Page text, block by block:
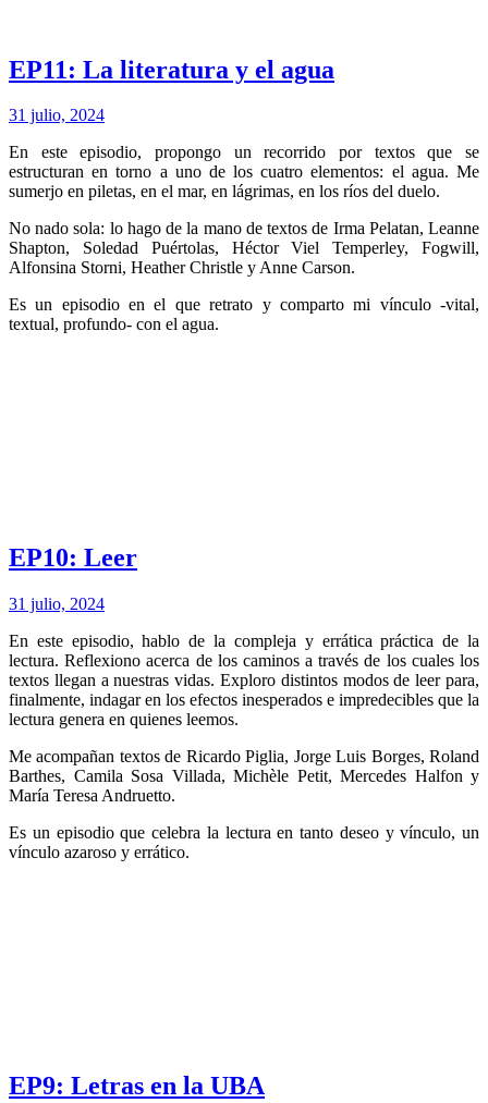
EP11: La literatura y el agua
31 julio, 2024
En este episodio, propongo un recorrido por textos que se
estructuran en torno a uno de los cuatro elementos: el agua. Me
sumerjo en piletas, en el mar, en lágrimas, en los ríos del duelo.
No nado sola: lo hago de la mano de textos de Irma Pelatan, Leanne
Shapton, Soledad Puértolas, Héctor Viel Temperley, Fogwill,
Alfonsina Storni, Heather Christle y Anne Carson.
Es un episodio en el que retrato y comparto mi vínculo -vital,
textual, profundo- con el agua.
EP10: Leer
31 julio, 2024
En este episodio, hablo de la compleja y errática práctica de la
lectura. Reflexiono acerca de los caminos a través de los cuales los
textos llegan a nuestras vidas. Exploro distintos modos de leer para,
finalmente, indagar en los efectos inesperados e impredecibles que la
lectura genera en quienes leemos.
Me acompañan textos de Ricardo Piglia, Jorge Luis Borges, Roland
Barthes, Camila Sosa Villada, Michèle Petit, Mercedes Halfon y
María Teresa Andruetto.
Es un episodio que celebra la lectura en tanto deseo y vínculo, un
vínculo azaroso y errático.
EP9: Letras en la UBA